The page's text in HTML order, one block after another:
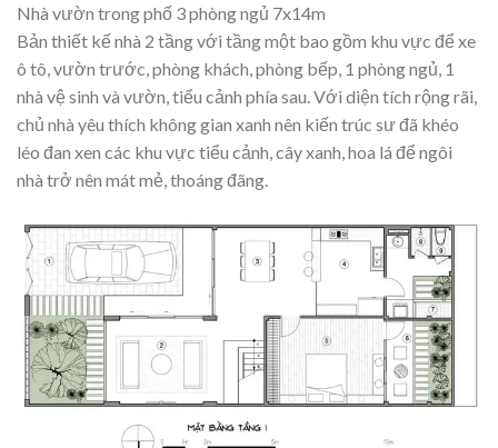
Nhà vườn trong phố 3 phòng ngủ 7x14m
Bản thiết kế nhà 2 tầng với tầng một bao gồm khu vực để xe
ô tô, vườn trước, phòng khách, phòng bếp, 1 phòng ngủ, 1
nhà vệ sinh và vườn, tiểu cảnh phía sau. Với diện tích rộng rãi,
chủ nhà yêu thích không gian xanh nên kiến trúc sư đã khéo
léo đan xen các khu vực tiểu cảnh, cây xanh, hoa lá để ngôi
nhà trở nên mát mẻ, thoáng đãng.